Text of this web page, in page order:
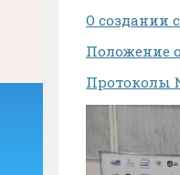
О создании
Положение
Протоколы